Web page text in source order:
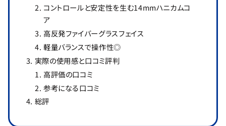
コントロールと安定性を生む14mmハニカムコ
ア
高反発ファイバーグラスフェイス
軽量バランスで操作性◎
実際の使用感と口コミ評判
高評価の口コミ
参考になる口コミ
総評